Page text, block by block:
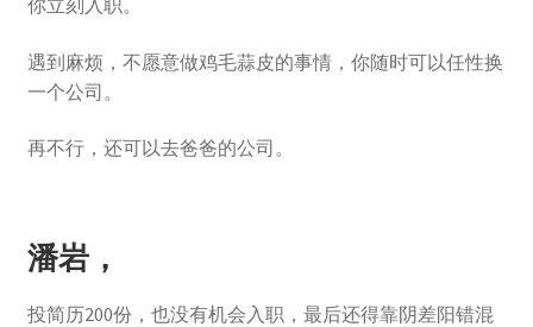
你立刻入职。
遇到麻烦，不愿意做鸡毛蒜皮的事情，你随时可以任性换
一个公司。
再不行，还可以去爸爸的公司。
潘岩，
投简历200份，也没有机会入职，最后还得靠阴差阳错混